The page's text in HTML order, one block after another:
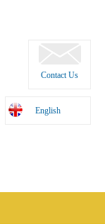
Contact Us
English